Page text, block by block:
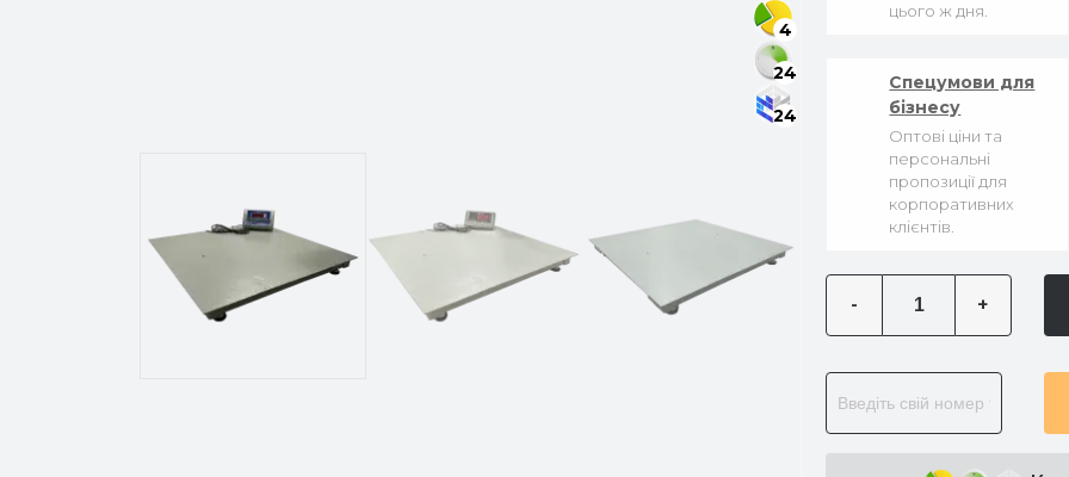
4
24
24
цього ж дня.
Спецумови для
бізнесу
Оптові ціни та
персональні
пропозиції для
корпоративних
клієнтів.
- +